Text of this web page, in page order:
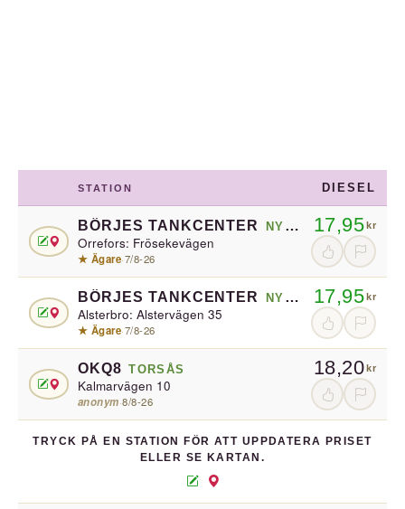
STATION DIESEL
BÖRJES TANKCENTER NYBRO
Orrefors: Frösekevägen
★ Ägare·7/8-26
17,95kr
BÖRJES TANKCENTER NYBRO
Alsterbro: Alstervägen 35
★ Ägare·7/8-26
17,95kr
OKQ8 TORSÅS
Kalmarvägen 10
anonym·8/8-26
18,20kr
TRYCK PÅ EN STATION FÖR ATT UPPDATERA PRISET
ELLER SE KARTAN.